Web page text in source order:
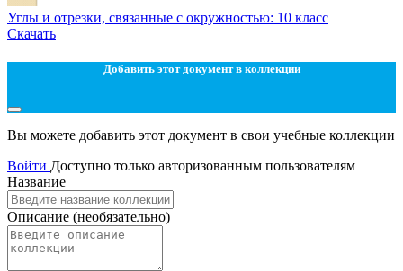
Углы и отрезки, связанные с окружностью: 10 класс
Скачать
Добавить этот документ в коллекции
Вы можете добавить этот документ в свои учебные коллекции
Войти Доступно только авторизованным пользователям
Название
Описание (необязательно)